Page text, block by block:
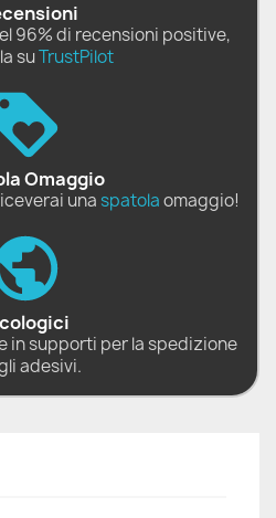
96% di recensioni positive,
suTrustPilot
Omaggio
una spatolaomaggio!
in supporti per la spedizione
adesivi.